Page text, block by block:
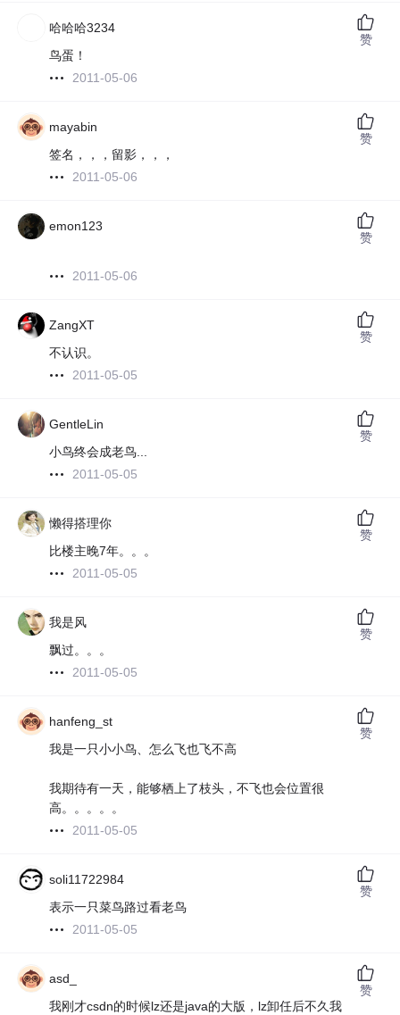
哈哈哈3234
鸟蛋！
2011-05-06
赞
mayabin
签名，，，留影，，，
2011-05-06
赞
emon123
2011-05-06
赞
ZangXT
不认识。
2011-05-05
赞
GentleLin
小鸟终会成老鸟...
2011-05-05
赞
懒得搭理你
比楼主晚7年。。。
2011-05-05
赞
我是风
飘过。。。
2011-05-05
赞
hanfeng_st
我是一只小小鸟、怎么飞也飞不高
我期待有一天，能够栖上了枝头，不飞也会位置很
高。。。。。
2011-05-05
赞
soli11722984
表示一只菜鸟路过看老鸟
2011-05-05
赞
asd_
我刚才csdn的时候lz还是java的大版，lz卸任后不久我
赞